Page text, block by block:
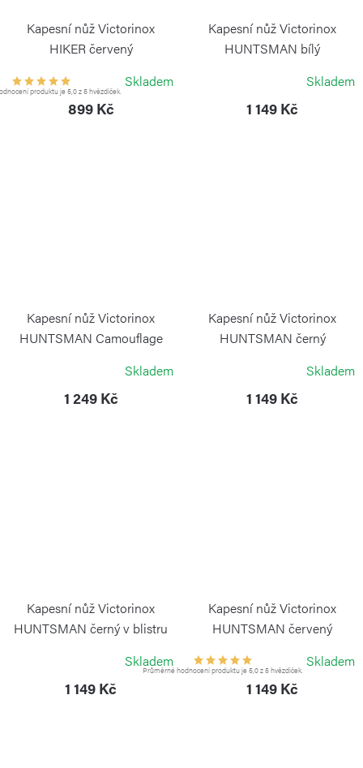
Kapesní nůž Victorinox
HIKER červený
produktu je 5,0 z 5 hvězdiček.
Skladem
899 Kč
Kapesní nůž Victorinox
HUNTSMAN bílý
Skladem
1 149 Kč
Kapesní nůž Victorinox
HUNTSMAN Camouflage
Skladem
1 249 Kč
Kapesní nůž Victorinox
HUNTSMAN černý
Skladem
1 149 Kč
Kapesní nůž Victorinox
HUNTSMAN černý v blistru
Skladem
1 149 Kč
Kapesní nůž Victorinox
HUNTSMAN červený
Průměrné hodnocení produktu je 5,0 z 5 hvězdiček.
Skladem
1 149 Kč